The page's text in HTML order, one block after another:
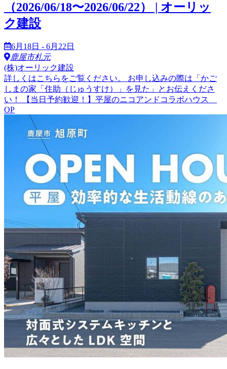
（2026/06/18〜2026/06/22） | オーリッ
ク建設
6月18日 - 6月22日
鹿屋市札元
(株)オーリック建設
詳しくはこちらをご覧ください。 お申し込みの際は「かご
しまの家「住助（じゅうすけ）」を見た」とお伝えくださ
い！ 【当日予約歓迎！】平屋のニコアンドコラボハウス
OP